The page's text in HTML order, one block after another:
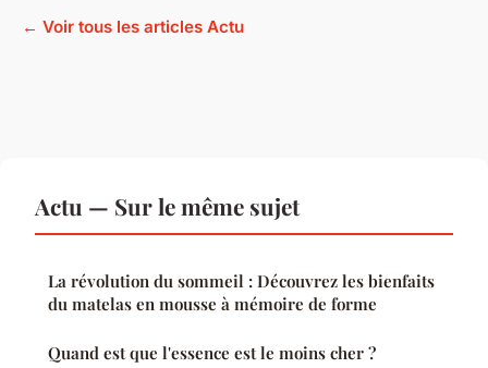
← Voir tous les articles Actu
Actu — Sur le même sujet
La révolution du sommeil : Découvrez les bienfaits
du matelas en mousse à mémoire de forme
Quand est que l'essence est le moins cher ?